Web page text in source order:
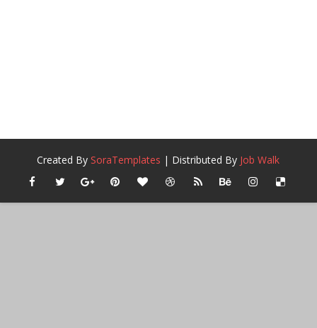
Created BySoraTemplates | Distributed By Job Walk